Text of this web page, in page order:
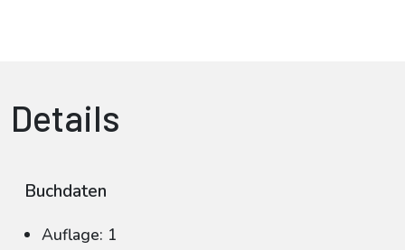
Details
Buchdaten
Auflage: 1